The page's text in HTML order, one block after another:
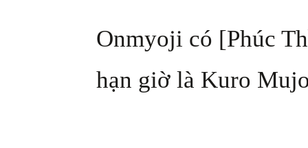
Onmyoji có [Phúc
hạn giờ là Kuro